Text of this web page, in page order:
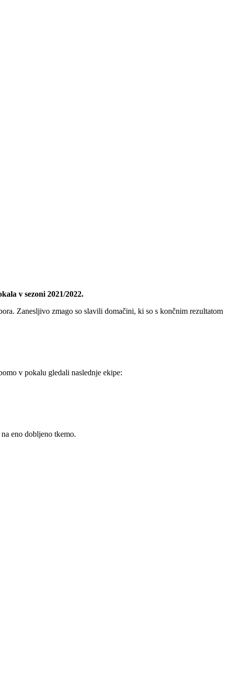
v sezoni 2021/2022.
Zanesljivo zmago so slavili domačini, ki so s končnim rezultatom
v pokalu gledali naslednje ekipe:
eno dobljeno tkemo.